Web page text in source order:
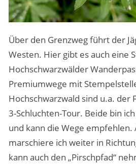
Über den Grenzweg führt der
Westen. Hier gibt es auch eine
Hochschwarzwälder
Premiumwege mit
Hochschwarzwald sind u.a. der
3-Schluchten-Tour. Beide bin
und kann die Wege empfehlen.
marschiere ich weiter in
kann auch den „Pirschpfad“